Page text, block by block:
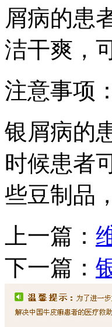
屑病的患
洁干爽，
注意事项：
银屑病的
时候患者
些豆制品
上一篇：
下一篇：